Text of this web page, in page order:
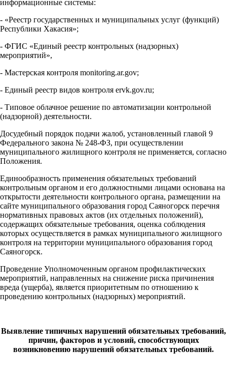
информационные системы:
- «Реестр государственных и муниципальных услуг (функций)
Республики Хакасия»;
- ФГИС «Единый реестр контрольных (надзорных)
мероприятий»,
- Мастерская контроля monitoring.ar.gov;
- Единый реестр видов контроля ervk.gov.ru;
- Типовое облачное решение по автоматизации контрольной
(надзорной) деятельности.
Досудебный порядок подачи жалоб, установленный главой 9
Федерального закона № 248-ФЗ, при осуществлении
муниципального жилищного контроля не применяется, согласно
Положения.
Единообразность применения обязательных требований
контрольным органом и его должностными лицами основана на
открытости деятельности контрольного органа, размещении на
сайте муниципального образования город Саяногорск перечня
нормативных правовых актов (их отдельных положений),
содержащих обязательные требования, оценка соблюдения
которых осуществляется в рамках муниципального жилищного
контроля на территории муниципального образования город
Саяногорск.
Проведение Уполномоченным органом профилактических
мероприятий, направленных на снижение риска причинения
вреда (ущерба), является приоритетным по отношению к
проведению контрольных (надзорных) мероприятий.
Выявление типичных нарушений обязательных требований,
причин, факторов и условий, способствующих
возникновению нарушений обязательных требований.